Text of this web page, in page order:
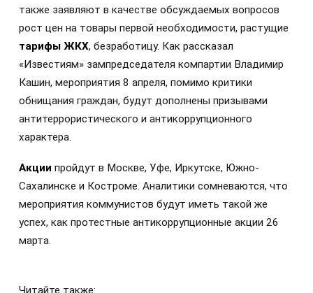
также заявляют в качестве обсуждаемых вопросов
рост цен на товары первой необходимости, растущие
тарифы ЖКХ, безработицу. Как рассказал
«Известиям» зампредседателя компартии Владимир
Кашин, мероприятия 8 апреля, помимо критики
обнищания граждан, будут дополнены призывами
антитеррористического и антикоррупционного
характера.
Акции пройдут в Москве, Уфе, Иркутске, Южно-
Сахалинске и Костроме. Аналитики сомневаются, что
мероприятия коммунистов будут иметь такой же
успех, как протестные антикоррупционные акции 26
марта.
Читайте также: